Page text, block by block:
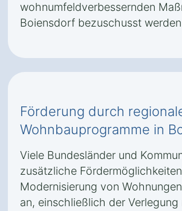
wohnumfeldverbessernden
Boiensdorf bezuschusst
Förderung durch
Wohnbauprogramme in
Viele Bundesländer und
zusätzliche
Modernisierung von
an, einschließlich der Verlegung